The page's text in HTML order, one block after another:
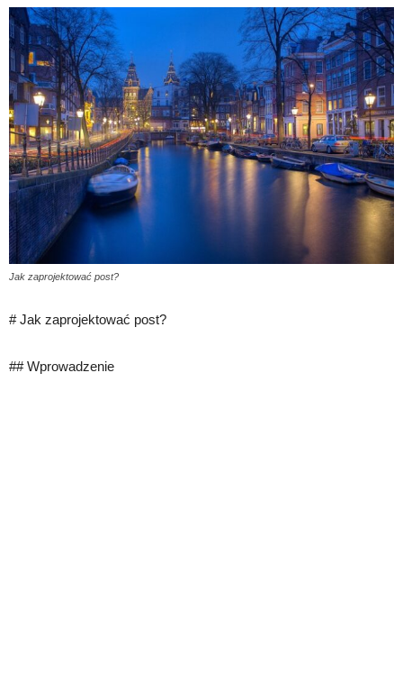
Jak zaprojektować post?
# Jak zaprojektować post?
## Wprowadzenie